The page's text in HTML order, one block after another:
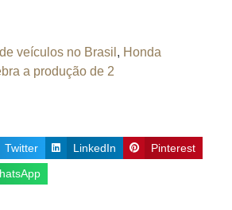
veículos no Brasil , Honda
a produção de 2
Twitter LinkedIn Pinterest